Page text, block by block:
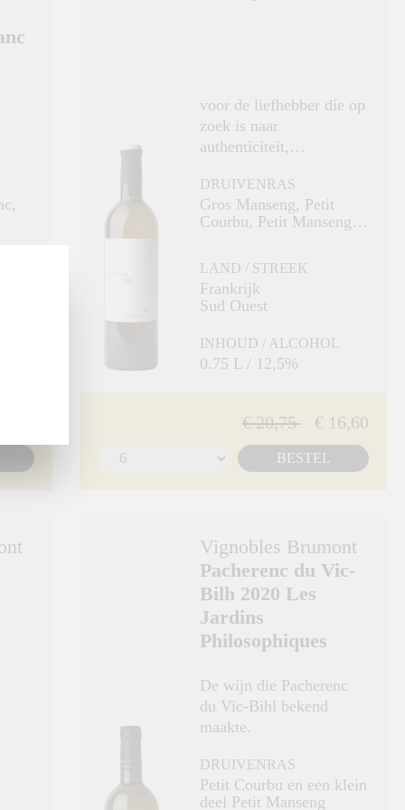
voor de liefhebber die op
zoek is naar
authenticiteit,
buiten de gebaande
paden.
DRUIVENRAS
Gros Manseng, Petit
Courbu, Petit Manseng,
LAND / STREEK
Frankrijk
Sud Ouest
INHOUD / ALCOHOL
0.75 L / 12,5%
€ 20,75 € 16,60
BESTEL
Vignobles Brumont
Pacherenc du Vic-
Bilh 2020 Les
Jardins
Philosophiques
De wijn die Pacherenc
du Vic-Bihl bekend
maakte.
DRUIVENRAS
Petit Courbu en een klein
deel Petit Manseng